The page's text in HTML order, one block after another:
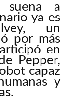
suena a
ya es
un
por más
en
Pepper,
capaz
y